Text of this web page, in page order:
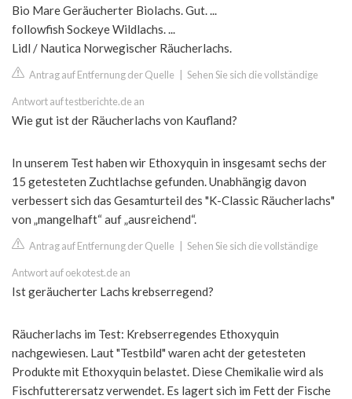
Bio Mare Geräucherter Biolachs. Gut. ...
followfish Sockeye Wildlachs. ...
Lidl / Nautica Norwegischer Räucherlachs.
Antrag auf Entfernung der Quelle Sehen Sie sich die vollständige
Antwort auf testberichte.de an
Wie gut ist der Räucherlachs von Kaufland?
In unserem Test haben wir Ethoxyquin in insgesamt sechs der
15 getesteten Zuchtlachse gefunden. Unabhängig davon
verbessert sich das Gesamturteil des "K-Classic Räucherlachs"
von „mangelhaft“ auf „ausreichend“.
Antrag auf Entfernung der Quelle Sehen Sie sich die vollständige
Antwort auf oekotest.de an
Ist geräucherter Lachs krebserregend?
Räucherlachs im Test: Krebserregendes Ethoxyquin
nachgewiesen. Laut "Testbild" waren acht der getesteten
Produkte mit Ethoxyquin belastet. Diese Chemikalie wird als
Fischfutterersatz verwendet. Es lagert sich im Fett der Fische